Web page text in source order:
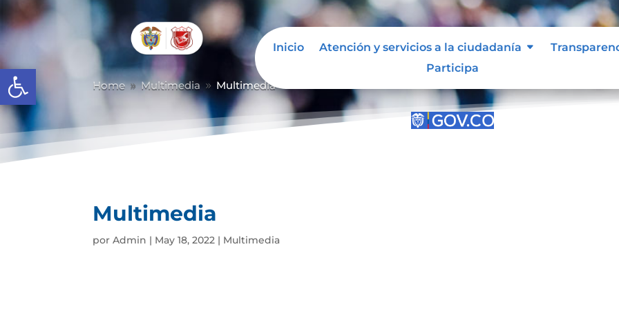
Abrir barra de herramientas
Inicio Atención y servicios a la ciudadanía
Participa
Home 9 Multimedia 9 Multimedia
Multimedia
porAdmin | May 18, 2022 | Multimedia